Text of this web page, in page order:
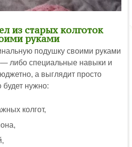
из старых колготок
руками
подушку своими руками
либо специальные навыки и
а выглядит просто
нужно:
колгот,